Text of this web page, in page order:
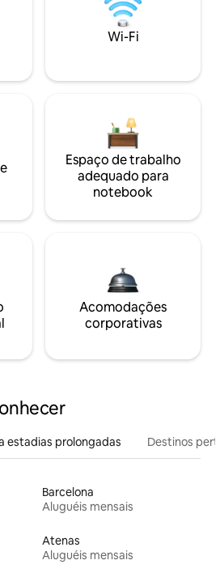
Wi-Fi
Espaço de trabalho
adequado para
notebook
Acomodações
corporativas
estadias prolongadas Destinos
Barcelona
Aluguéis mensais
Atenas
Aluguéis mensais